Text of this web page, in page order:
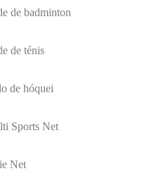
de badminton
de ténis
de hóquei
Sports Net
Net